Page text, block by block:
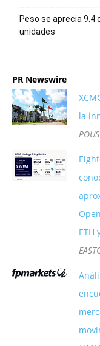
Peso se aprecia 9.4
unidades
PR Newswire
la
ETH